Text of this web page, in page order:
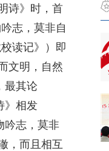
诗》时，首
志，莫非自
读记》）即
文明，自然
最其论
》相发
吟志，莫非
，而且相互